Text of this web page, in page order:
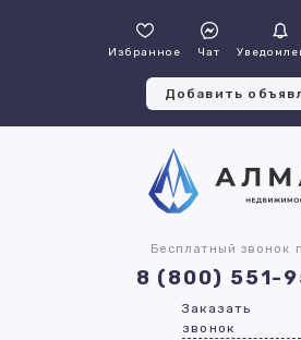
Избранное Чат
Добавить
Бесплатный звонок
8 (800) 551-
Заказать
звонок